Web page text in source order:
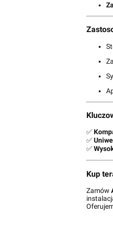
✅
✅
✅
Kup
Zamów